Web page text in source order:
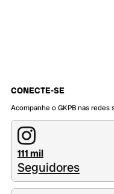
CONECTE-SE
Acompanhe o GKPB nas
111 mil
Seguidores